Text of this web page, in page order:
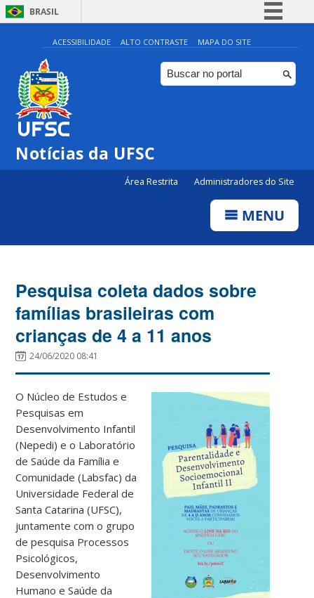
BRASIL
Simplifique!
Comunica BR
Participe
ACESSIBILIDADE ALTO CONTRASTE MAPA DO SITE
Notícias da UFSC
Área Restrita Administradores do Site
MENU
Pesquisa coleta dados sobre
famílias brasileiras com
crianças de 4 a 11 anos
24/06/2020 08:41
O Núcleo de Estudos e
Pesquisas em
Desenvolvimento Infantil
(Nepedi) e o Laboratório
de Saúde da Família e
Comunidade (Labsfac) da
Universidade Federal de
Santa Catarina (UFSC),
juntamente com o grupo
de pesquisa Processos
Psicológicos,
Desenvolvimento
Humano e Saúde da